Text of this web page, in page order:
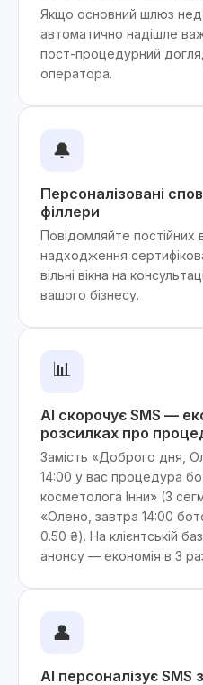
Якщо основний шлюз
автоматично надішле
пост-процедурний
оператора.
🔔
Персоналізовані
філлери
Повідомляйте постійних
надходження
вільні вікна на
вашого бізнесу.
📊
AI скорочує SMS —
розсилках про
Замість «Доброго дня,
14:00 у вас процедура
косметолога Інни» (3
«Олено, завтра 14:00
0.50 ₴). На клієнтській
анонсу — економія в 3
👤
AI персоналізує SMS